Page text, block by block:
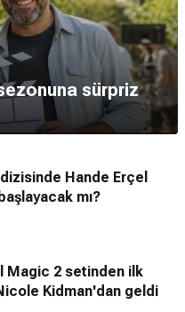
sürpriz
Hande Erçel
mı?
Magic 2 setinden ilk
Kidman'dan geldi